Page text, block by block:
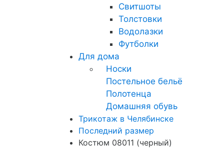
Свитшоты
Толстовки
Водолазки
Футболки
Для дома
Носки
Постельное бельё
Полотенца
Домашняя обувь
Трикотаж в Челябинске
Последний размер
Костюм 08011 (черный)